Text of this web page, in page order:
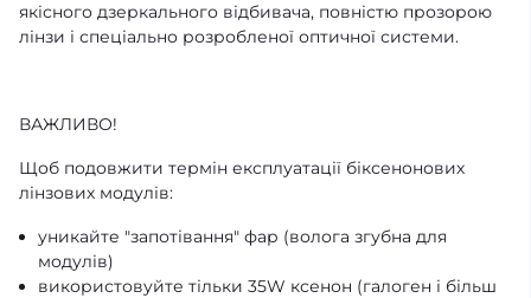
якісного дзеркального відбивача, повністю прозорою
лінзи і спеціально розробленої оптичної системи.
ВАЖЛИВО!
Щоб подовжити термін експлуатації біксенонових
лінзових модулів:
уникайте "запотівання" фар (волога згубна для
модулів)
використовуйте тільки 35W ксенон (галоген і більш